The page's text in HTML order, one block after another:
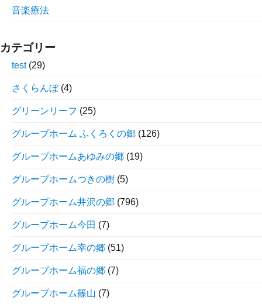
音楽療法
カテゴリー
test(29)
さくらんぼ(4)
グリーンリーフ (25)
グループホーム ふくろくの郷 (126)
グループホームあゆみの郷 (19)
グループホームつきの樹 (5)
グループホーム井沢の郷 (796)
グループホーム今田 (7)
グループホーム幸の郷 (51)
グループホーム福の郷 (7)
グループホーム篠山 (7)